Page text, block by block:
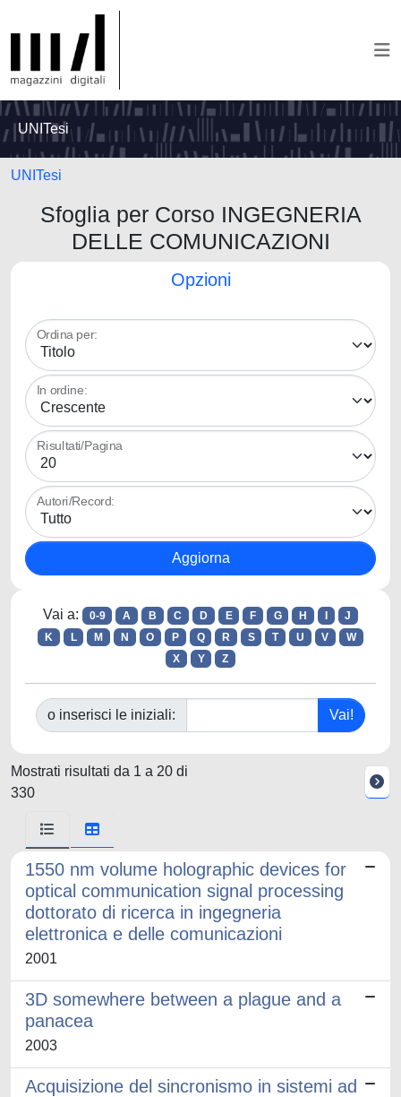
UNITesi
UNITesi
Sfoglia per Corso INGEGNERIA
DELLE COMUNICAZIONI
Opzioni
Ordina per:
In ordine:
Risultati/Pagina
Autori/Record:
Vai a: 0-9 A B C D E F G H
J
K
L M N O P Q R S T U V
W
X
Y Z
o inserisci le iniziali:
Mostrati risultati da 1 a 20 di
330
1550 nm volume holographic devices for
optical communication signal processing
dottorato di ricerca in ingegneria
elettronica e delle comunicazioni
2001
3D somewhere between a plague and a
panacea
2003
Acquisizione del sincronismo in sistemi ad